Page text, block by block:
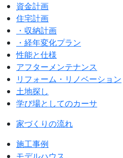
資金計画
住宅計画
・収納計画
・経年変化プラン
性能と仕様
アフターメンテナンス
リフォーム・リノベーション
土地探し
学び場としてのカーサ
家づくりの流れ
施工事例